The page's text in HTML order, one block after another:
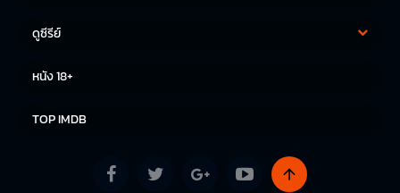
ดูซีรีย์
หนัง 18+
TOP IMDB